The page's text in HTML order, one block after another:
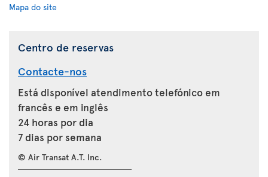
Mapa do site
Centro de reservas
Contacte-nos
Está disponível atendimento telefónico em
francês e em inglês
24 horas por dia
7 dias por semana
© Air Transat A.T. Inc.